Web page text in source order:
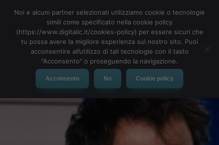
MENU
Noi e alcuni partner selezionati utilizziamo cookie o tecnologie
simili come specificato nella cookie policy
(https://www.digitalic.it/cookies-policy) per essere sicuri che
tu possa avere la migliore esperienza sul nostro sito. Puoi
acconsentire all’utilizzo di tali tecnologie con il tasto
"Acconsento" o proseguendo la navigazione.
Acconsento No Cookie policy